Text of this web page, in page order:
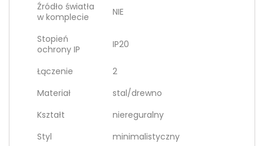
Źródło światła
w komplecie
NIE
Stopień
ochrony IP
IP20
Łączenie
2
Materiał
stal/drewno
Kształt
niereguralny
Styl
minimalistyczny